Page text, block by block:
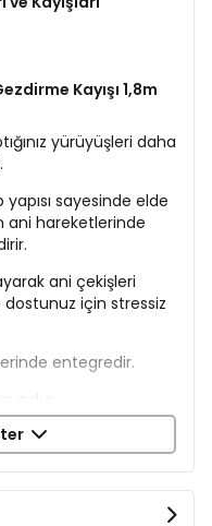
Kayışı 1,8m
yürüyüşleri daha
sayesinde elde
ani hareketlerinde
ani çekişleri
için stressiz
entegredir.
temizleme